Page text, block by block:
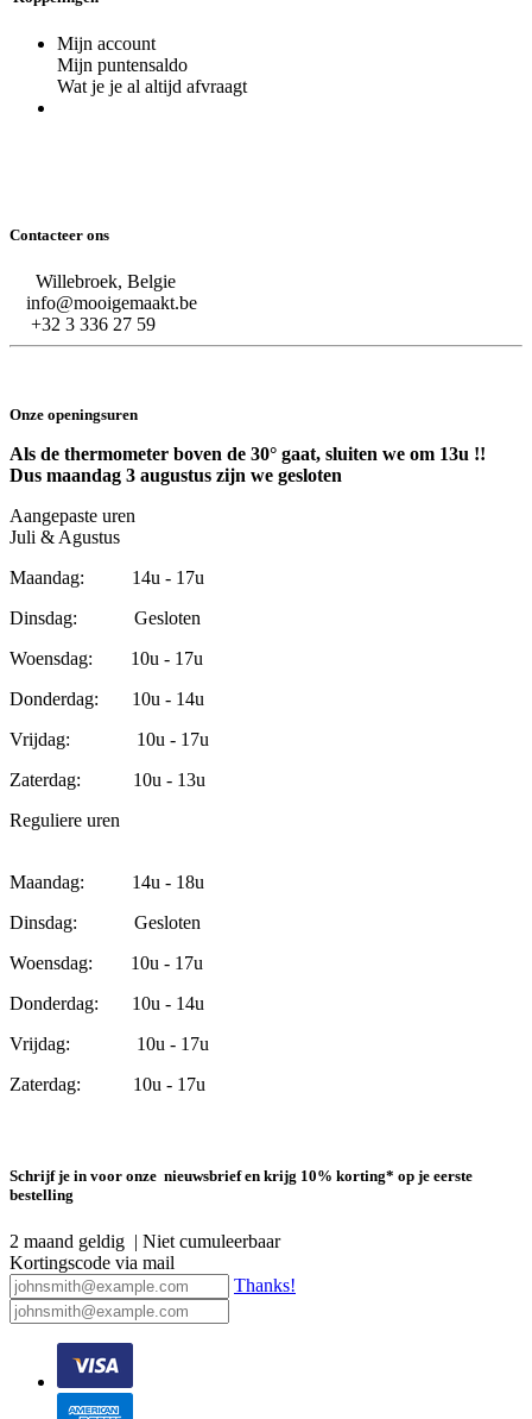
Mijn account
Mijn puntensaldo
Wat je je al altijd afvraagt
Contacteer ons
Willebroek, Belgie
info@mooigemaakt.be
+32 3 336 27 59
Onze openingsuren
Als de thermometer boven de 30° gaat, sluiten we om 13u !!
Dus maandag 3 augustus zijn we gesloten
Aangepaste uren
Juli & Agustus
Maandag: 14u - 17u
Dinsdag: Gesloten
Woensdag: 10u - 17u
Donderdag: 10u - 14u
Vrijdag: 10u - 17u
Zaterdag: 10u - 13u
Reguliere uren
Maandag: 14u - 18u
Dinsdag: Gesloten
Woensdag: 10u - 17u
Donderdag: 10u - 14u
Vrijdag: 10u - 17u
Zaterdag: 10u - 17u
Schrijf je in voor onze nieuwsbrief en krijg 10% korting* op je eerste
bestelling
2 maand geldig | Niet cumuleerbaar
Kortingscode via mail
Thanks!